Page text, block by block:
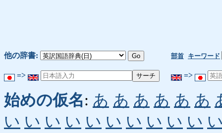
他の辞書: 部首 キーワード
=> =>
始めの仮名: あ あ あ あ あ あ
い い い い い い い い い い